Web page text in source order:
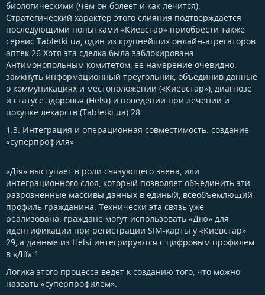
биологическими (чем он болеет и как лечится).
Стратегический характер этого слияния подтверждается
последующими попытками «Киевстар» приобрести также
сервис Tabletki.ua, один из крупнейших онлайн-агрегаторов
аптек.26 Хотя эта сделка была заблокирована
Антимонопольным комитетом, ее намерение очевидно:
замкнуть информационный треугольник, объединив данные
о коммуникациях и местоположении («Киевстар»), диагнозе
и статусе здоровья (Helsi) и поведении при лечении и
покупке лекарств (Tabletki.ua).28
1.3. Интеграция и операционная совместимость: создание
«суперпрофиля»​
«Дія» выступает в роли связующего звена, или
интеграционного слоя, который позволяет объединить эти
разрозненные массивы данных в единый, всеобъемлющий
профиль гражданина. Технически эта связь уже
реализована: граждане могут использовать «Дію» для
идентификации при регистрации SIM-карты у «Киевстар»
29, а данные из Helsi интегрируются с цифровым профилем
в «Дії».1
Логика этого процесса ведет к созданию того, что можно
назвать «суперпрофилем».